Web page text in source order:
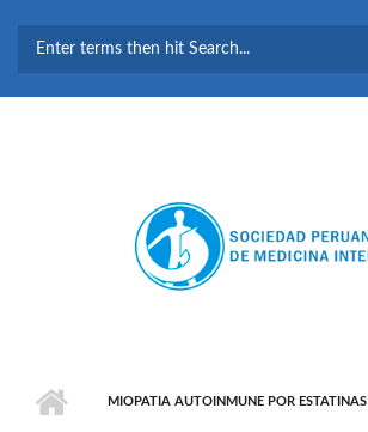
BÚSQUEDA
MIOPATIA AUTOINMUNE POR ESTATINAS